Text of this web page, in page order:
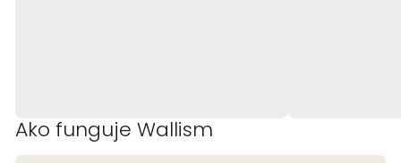
Ako funguje Wallism